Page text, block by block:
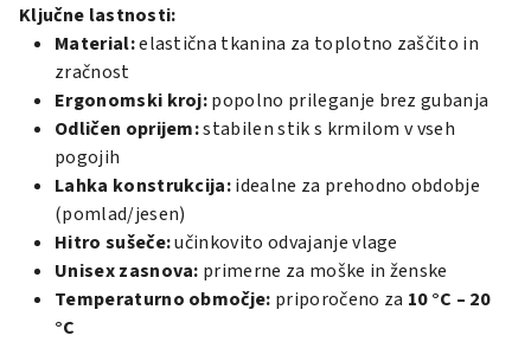
Ključne lastnosti:
Material:elastična tkanina za toplotno zaščito in
zračnost
Ergonomski kroj:popolno prileganje brez gubanja
Odličen oprijem:stabilen stik s krmilom v vseh
pogojih
Lahka konstrukcija:idealne za prehodno obdobje
(pomlad/jesen)
Hitro sušeče:učinkovito odvajanje vlage
Unisex zasnova: primerne za moške in ženske
Temperaturno območje: priporočeno za 10 °C – 20
°C